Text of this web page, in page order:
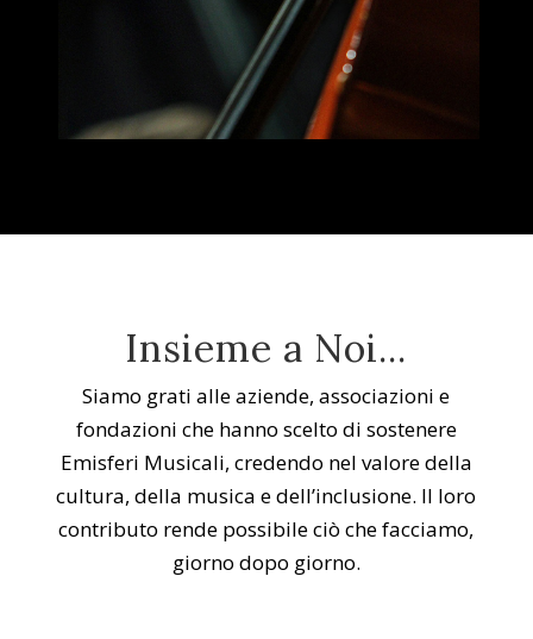
Insieme a Noi...
Siamo grati alle aziende, associazioni e
fondazioni che hanno scelto di sostenere
Emisferi Musicali, credendo nel valore della
cultura, della musica e dell’inclusione. Il loro
contributo rende possibile ciò che facciamo,
giorno dopo giorno.